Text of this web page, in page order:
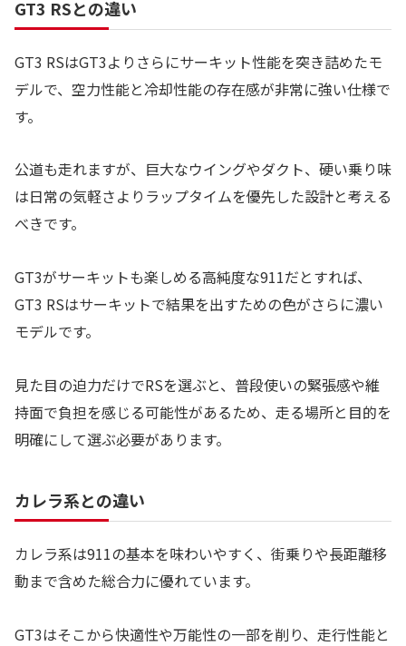
GT3 RSとの違い
GT3 RSはGT3よりさらにサーキット性能を突き詰めたモ
デルで、空力性能と冷却性能の存在感が非常に強い仕様で
す。
公道も走れますが、巨大なウイングやダクト、硬い乗り味
は日常の気軽さよりラップタイムを優先した設計と考える
べきです。
GT3がサーキットも楽しめる高純度な911だとすれば、
GT3 RSはサーキットで結果を出すための色がさらに濃い
モデルです。
見た目の迫力だけでRSを選ぶと、普段使いの緊張感や維
持面で負担を感じる可能性があるため、走る場所と目的を
明確にして選ぶ必要があります。
カレラ系との違い
カレラ系は911の基本を味わいやすく、街乗りや長距離移
動まで含めた総合力に優れています。
GT3はそこから快適性や万能性の一部を削り、走行性能と